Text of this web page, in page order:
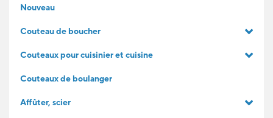
SERVICE
Nouveau
Couteau de boucher
Couteaux pour cuisinier et cuisine
Couteaux de boulanger
Affûter, scier